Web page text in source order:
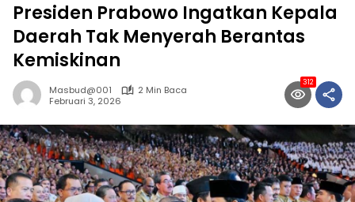
Presiden Prabowo Ingatkan Kepala
Daerah Tak Menyerah Berantas
Kemiskinan
Masbud@001
2 Min Baca
Februari 3, 2026
312